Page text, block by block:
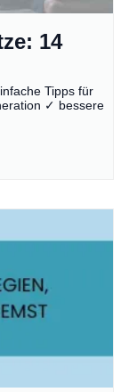
14
Tipps für
✓ bessere